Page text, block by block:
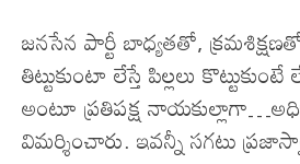
జనసేన పార్టీ బాధ్యతతో,
తిట్టుకుంటా లేస్తే పిల్లలు
అంటూ ప్రతిపక్ష
విమర్శించారు. ఇవన్నీ సగటు